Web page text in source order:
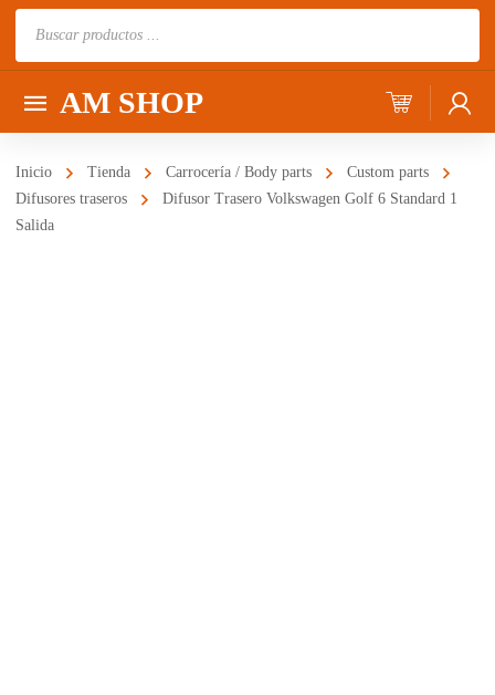
AM SHOP
Inicio Tienda Carrocería / Body parts
Custom parts
Difusores traseros
Difusor Trasero Volkswagen Golf 6 Standard 1
Salida